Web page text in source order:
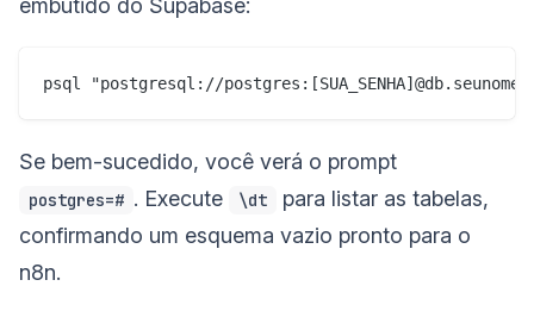
Se bem-sucedido, você verá o prompt
postgres=# . Execute \dt
para listar as tabelas,
confirmando um esquema vazio pronto para o
n8n.